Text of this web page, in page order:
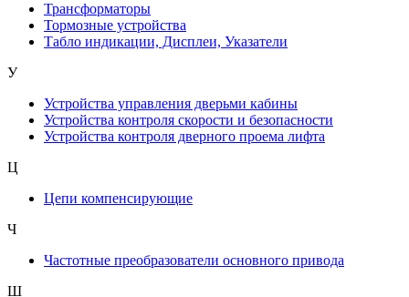
Трансформаторы
Тормозные устройства
Табло индикации, Дисплеи, Указатели
У
Устройства управления дверьми кабины
Устройства контроля скорости и безопасности
Устройства контроля дверного проема лифта
Ц
Цепи компенсирующие
Ч
Частотные преобразователи основного привода
Ш